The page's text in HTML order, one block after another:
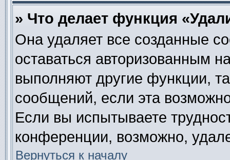
» Что делает функция
Она удаляет все созданные
оставаться авторизованным
выполняют другие функции,
сообщений, если эта
Если вы испытываете
конференции, возможно,
Вернуться к началу